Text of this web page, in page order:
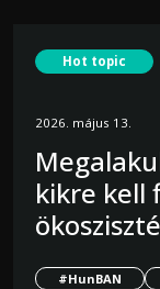
Hot topic
2026. május 13.
kikre kell
#HunBAN